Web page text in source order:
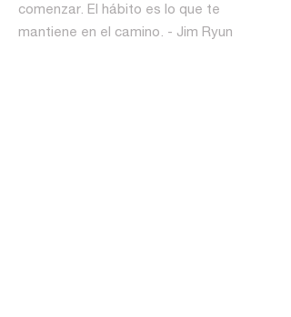
comenzar. El hábito es lo que te
mantiene en el camino. - Jim Ryun